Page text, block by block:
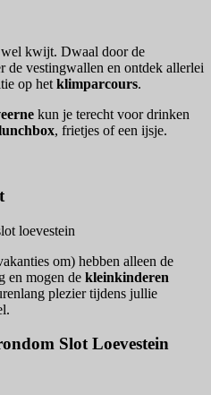
kwijt. Dwaal door de
de vestingwallen en ontdek allerlei
op het klimparcours.
kun je terecht voor drinken
, frietjes of een ijsje.
om) hebben alleen de
en mogen de kleinkinderen
plezier tijdens jullie
Slot Loevestein